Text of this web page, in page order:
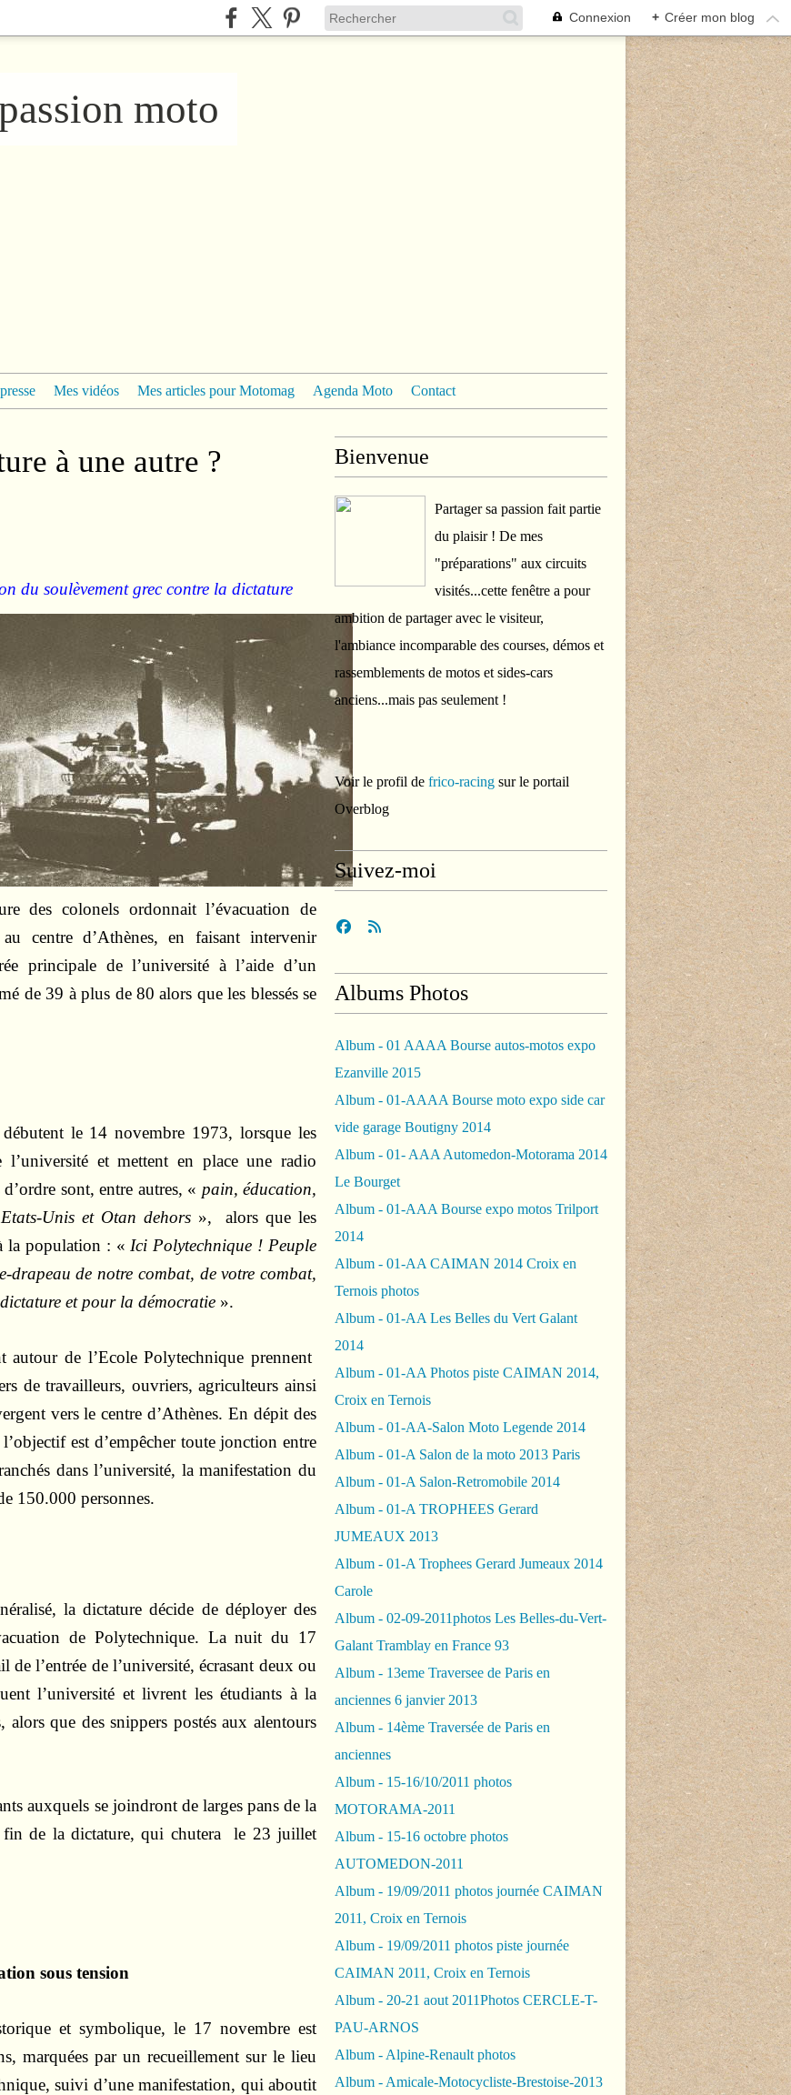
Connexion + Créer mon blog
moto
Mes vidéos Mes articles pour Motomag Agenda Moto Contact
à une autre ?
du soulèvement grec contre la dictature
des colonels ordonnait l’évacuation de
centre d’Athènes, en faisant intervenir
principale de l’université à l’aide d’un
de 39 à plus de 80 alors que les blessés se
le 14 novembre 1973, lorsque les
l’université et mettent en place une radio
sont, entre autres, « pain, éducation,
Etats-Unis et Otan dehors », alors que les
la population : « Ici Polytechnique ! Peuple
drapeau de notre combat, de votre combat,
et pour la démocratie ».
autour de l’Ecole Polytechnique prennent
de travailleurs, ouvriers, agriculteurs ainsi
vers le centre d’Athènes. En dépit des
est d’empêcher toute jonction entre
dans l’université, la manifestation du
150.000 personnes.
la dictature décide de déployer des
de Polytechnique. La nuit du 17
l’entrée de l’université, écrasant deux ou
l’université et livrent les étudiants à la
que des snippers postés aux alentours
auxquels se joindront de larges pans de la
de la dictature, qui chutera le 23 juillet
sous tension
et symbolique, le 17 novembre est
marquées par un recueillement sur le lieu
suivi d’une manifestation, qui aboutit
Bienvenue
Partager sa passion fait partie
du plaisir ! De mes
"préparations" aux circuits
visités...cette fenêtre a pour
ambition de partager avec le visiteur,
l'ambiance incomparable des courses, démos et
rassemblements de motos et sides-cars
anciens...mais pas seulement !
Voir le profil de frico-racing sur le portail
Overblog
Suivez-moi
Albums Photos
Album - 01 AAAA Bourse autos-motos expo
Ezanville 2015
Album - 01-AAAA Bourse moto expo side car
vide garage Boutigny 2014
Album - 01- AAA Automedon-Motorama 2014
Le Bourget
Album - 01-AAA Bourse expo motos Trilport
2014
Album - 01-AA CAIMAN 2014 Croix en
Ternois photos
Album - 01-AA Les Belles du Vert Galant
2014
Album - 01-AA Photos piste CAIMAN 2014,
Croix en Ternois
Album - 01-AA-Salon Moto Legende 2014
Album - 01-A Salon de la moto 2013 Paris
Album - 01-A Salon-Retromobile 2014
Album - 01-A TROPHEES Gerard
JUMEAUX 2013
Album - 01-A Trophees Gerard Jumeaux 2014
Carole
Album - 02-09-2011photos Les Belles-du-Vert-
Galant Tramblay en France 93
Album - 13eme Traversee de Paris en
anciennes 6 janvier 2013
Album - 14ème Traversée de Paris en
anciennes
Album - 15-16/10/2011 photos
MOTORAMA-2011
Album - 15-16 octobre photos
AUTOMEDON-2011
Album - 19/09/2011 photos journée CAIMAN
2011, Croix en Ternois
Album - 19/09/2011 photos piste journée
CAIMAN 2011, Croix en Ternois
Album - 20-21 aout 2011Photos CERCLE-T-
PAU-ARNOS
Album - Alpine-Renault photos
Album - Amicale-Motocycliste-Brestoise-2013